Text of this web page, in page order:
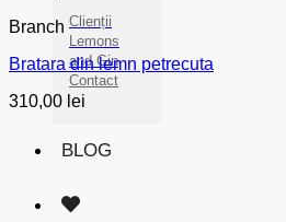
Clienții
Lemons
and Gin
Contact
BLOG
Branch
Bratara din lemn petrecuta
310,00 lei